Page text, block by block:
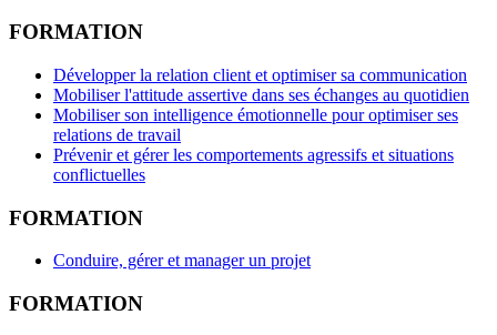
FORMATION
Développer la relation client et optimiser sa communication
Mobiliser l'attitude assertive dans ses échanges au quotidien
Mobiliser son intelligence émotionnelle pour optimiser ses
relations de travail
Prévenir et gérer les comportements agressifs et situations
conflictuelles
FORMATION
Conduire, gérer et manager un projet
FORMATION